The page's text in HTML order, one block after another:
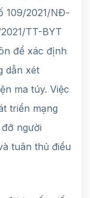
109/2021/NĐ-
TT-BYT
để xác định
dẫn xét
ma túy. Việc
triển mạng
người
tuân thủ điều